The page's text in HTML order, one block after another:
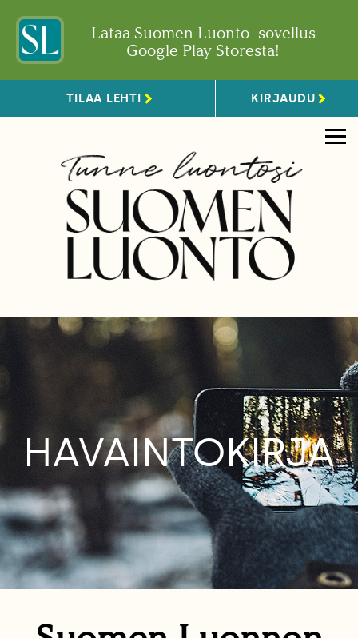
Lataa Suomen Luonto -sovellus
Google Play Storesta!
TILAA LEHTI KIRJAUDU
HAVAINTOKIRJA